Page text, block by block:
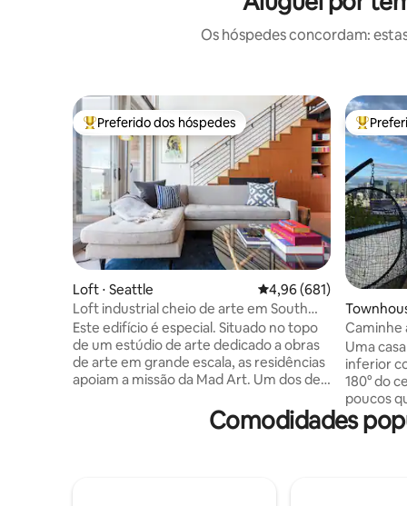
Os hóspedes concordam:
Entre os melhores preferidos dos hóspedes
Preferido dos hóspedes
Loft ⋅ Seattle 4,96 de uma avaliação
4,96 (681)
Loft industrial cheio de arte em South
Lake Union
Este edifício é especial. Situado no topo
de um estúdio de arte dedicado a obras
de arte em grande escala, as residências
apoiam a missão da Mad Art. Um dos dez
pés quadrados (70 metros quadrados),
além de um deck e acesso a um deck
Entre
Caminhe
Pledge
Uma
inferior
180° do
poucos
Climate
distância
Comodidades